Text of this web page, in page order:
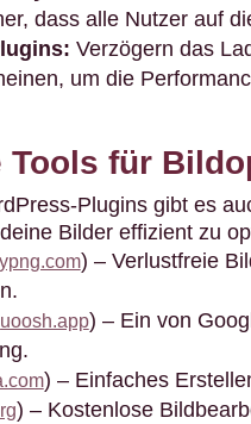
dass alle Nutzer auf
Verzögern das
um die
Tools für
Plugins gibt es
Bilder effizient zu
) – Verlustfreie
) – Ein von
) – Einfaches
) – Kostenlose